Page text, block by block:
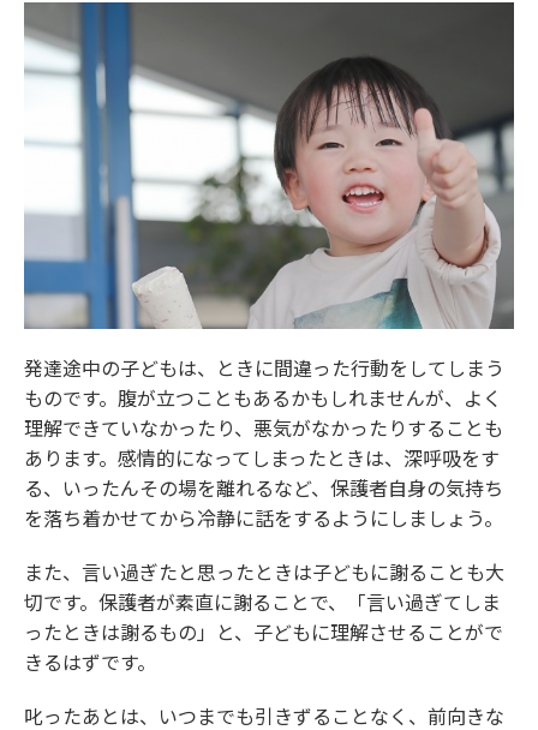
発達途中の子どもは、ときに間違った行動をしてしまう
ものです。腹が立つこともあるかもしれませんが、よく
理解できていなかったり、悪気がなかったりすることも
あります。感情的になってしまったときは、深呼吸をす
る、いったんその場を離れるなど、保護者自身の気持ち
を落ち着かせてから冷静に話をするようにしましょう。
また、言い過ぎたと思ったときは子どもに謝ることも大
切です。保護者が素直に謝ることで、「言い過ぎてしま
ったときは謝るもの」と、子どもに理解させることがで
きるはずです。
叱ったあとは、いつまでも引きずることなく、前向きな